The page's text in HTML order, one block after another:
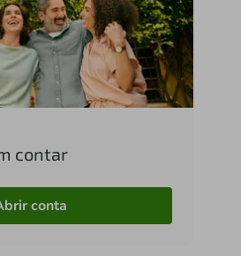
contar
conta